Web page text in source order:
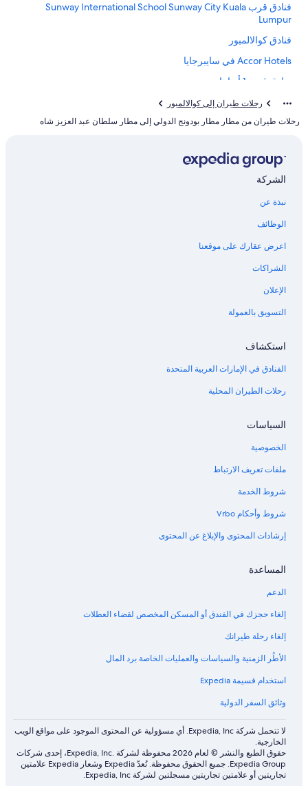
فنادق قرب Sunway International School Sunway City Kuala
Lumpur
فنادق كوالالمبور
Accor Hotels في سايبرجايا
فنادق قرب 1 أوتاما
فنادق بتصنيف 5 نجمة في كوالالمبور
فنادق قرب SplashMania Water Park
رحلات طيران إلى كوالالمبور
رحلات طيران من مطار مطار بودونج الدولي إلى مطار سلطان عبد العزيز شاه
الشركة
نبذة عن
الوظائف
اعرض عقارك على موقعنا
الشراكات
الإعلان
التسويق بالعمولة
استكشاف
الفنادق في الإمارات العربية المتحدة
رحلات الطيران المحلية
السياسات
الخصوصية
ملفات تعريف الارتباط
شروط الخدمة
شروط وأحكام Vrbo
إرشادات المحتوى والإبلاغ عن المحتوى
المساعدة
الدعم
إلغاء حجزك في الفندق أو المسكن المخصص لقضاء العطلات
إلغاء رحلة طيرانك
الأطُر الزمنية والسياسات والعمليات الخاصة برد المال
استخدام قسيمة Expedia
وثائق السفر الدولية
لا تتحمل شركة Expedia, Inc. أي مسؤولية عن المحتوى الموجود على مواقع الويب
الخارجية.
حقوق الطبع والنشر © لعام 2026 محفوظة لشركة .Expedia, Inc، إحدى شركات
Expedia Group. جميع الحقوق محفوظة. تُعدّ Expedia وشعار Expedia علامتين
تجاريتين أو علامتين تجاريتين مسجلتين لشركة Expedia, Inc.